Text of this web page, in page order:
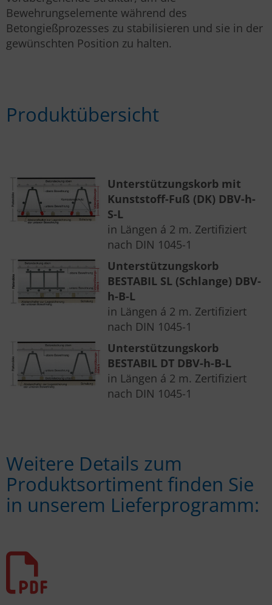
Bewehrungselemente während des
Betongießprozesses zu stabilisieren und sie in der
gewünschten Position zu halten.
Produktübersicht
Unterstützungskorb mit
Kunststoff-Fuß (DK) DBV-h-
S-L
in Längen á 2 m. Zertifiziert
nach DIN 1045-1
Unterstützungskorb
BESTABIL SL (Schlange) DBV-
h-B-L
in Längen á 2 m. Zertifiziert
nach DIN 1045-1
Unterstützungskorb
BESTABIL DT DBV-h-B-L
in Längen á 2 m. Zertifiziert
nach DIN 1045-1
Weitere Details zum
Produktsortiment finden Sie
in unserem Lieferprogramm: